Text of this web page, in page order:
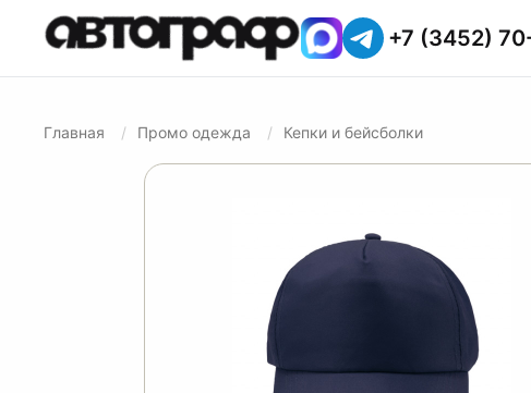
+7 (3452)
Главная Промо одежда Кепки и бейсболки